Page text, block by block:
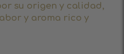
su origen y calidad,
y aroma rico y